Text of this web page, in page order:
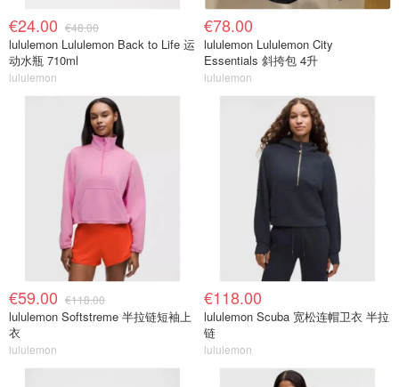
€24.00 €48.00
lululemon Lululemon Back to Life 运
动水瓶 710ml
lululemon
€78.00
lululemon Lululemon City
Essentials 斜挎包 4升
lululemon
€59.00 €118.00
lululemon Softstreme 半拉链短袖上
衣
lululemon
€118.00
lululemon Scuba 宽松连帽卫衣 半拉
链
lululemon